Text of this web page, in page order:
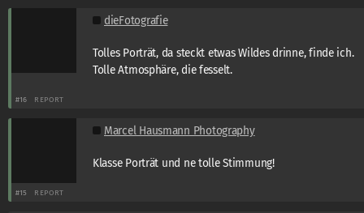
dieFotografie
Tolles Porträt, da steckt etwas Wildes drinne, finde ich.
Tolle Atmosphäre, die fesselt.
#16 REPORT
Marcel Hausmann Photography
Klasse Porträt und ne tolle Stimmung!
#15 REPORT